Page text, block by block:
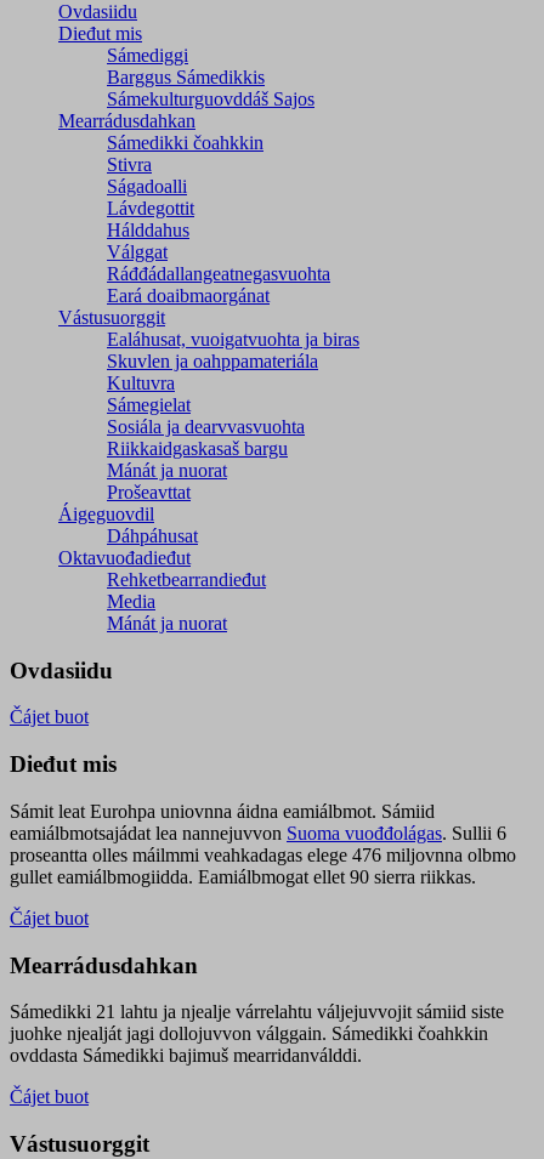
Ovdasiidu
Dieđut mis
Sámediggi
Barggus Sámedikkis
Sámekulturguovddáš Sajos
Mearrádusdahkan
Sámedikki čoahkkin
Stivra
Ságadoalli
Lávdegottit
Hálddahus
Válggat
Ráđđádallangeatnegas­vuohta
Eará doaibmaorgánat
Vástusuorggit
Ealáhusat, vuoigatvuohta ja biras
Skuvlen ja oahppamateriála
Kultuvra
Sámegielat
Sosiála ja dearvvasvuohta
Riikkaidgaskasaš bargu
Mánát ja nuorat
Prošeavttat
Áigeguovdil
Dáhpáhusat
Oktavuođadieđut
Rehketbearrandieđut
Media
Mánát ja nuorat
Ovdasiidu
Čájet buot
Dieđut mis
Sámit leat Eurohpa uniovnna áidna eamiálbmot. Sámiid
eamiálbmotsajádat lea nannejuvvon Suoma vuođđolágas. Sullii 6
proseantta olles máilmmi veahkadagas elege 476 miljovnna olbmo
gullet eamiálbmogiidda. Eamiálbmogat ellet 90 sierra riikkas.
Čájet buot
Mearrádusdahkan
Sámedikki 21 lahtu ja njealje várrelahtu váljejuvvojit sámiid siste
juohke njealját jagi dollojuvvon válggain. Sámedikki čoahkkin
ovddasta Sámedikki bajimuš mearridanválddi.
Čájet buot
Vástusuorggit